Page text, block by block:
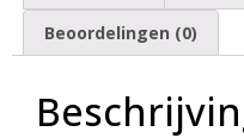
Beoordelingen (0)